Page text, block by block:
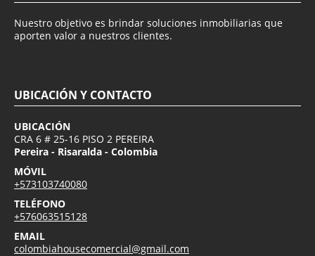
Nuestro objetivo es brindar soluciones inmobiliarias que
aporten valor a nuestros clientes.
UBICACIÓN Y CONTACTO
UBICACIÓN
CRA 6 # 25-16 PISO 2 PEREIRA
Pereira - Risaralda - Colombia
MÓVIL
+573103740080
TELÉFONO
+576063515128
EMAIL
colombiahousecomercial@gmail.com